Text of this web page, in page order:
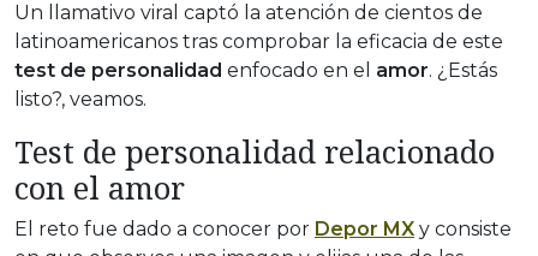
Un llamativo viral captó la atención de cientos de
latinoamericanos tras comprobar la eficacia de este
test de personalidad enfocado en el amor. ¿Estás
listo?, veamos.
Test de personalidad relacionado
con el amor
El reto fue dado a conocer por Depor MX y consiste